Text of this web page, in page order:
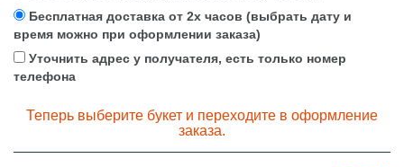
Бесплатная доставка от 2х часов (выбрать дату и
время можно при оформлении заказа)
Уточнить адрес у получателя, есть только номер
телефона
Теперь выберите букет и переходите в оформление
заказа.